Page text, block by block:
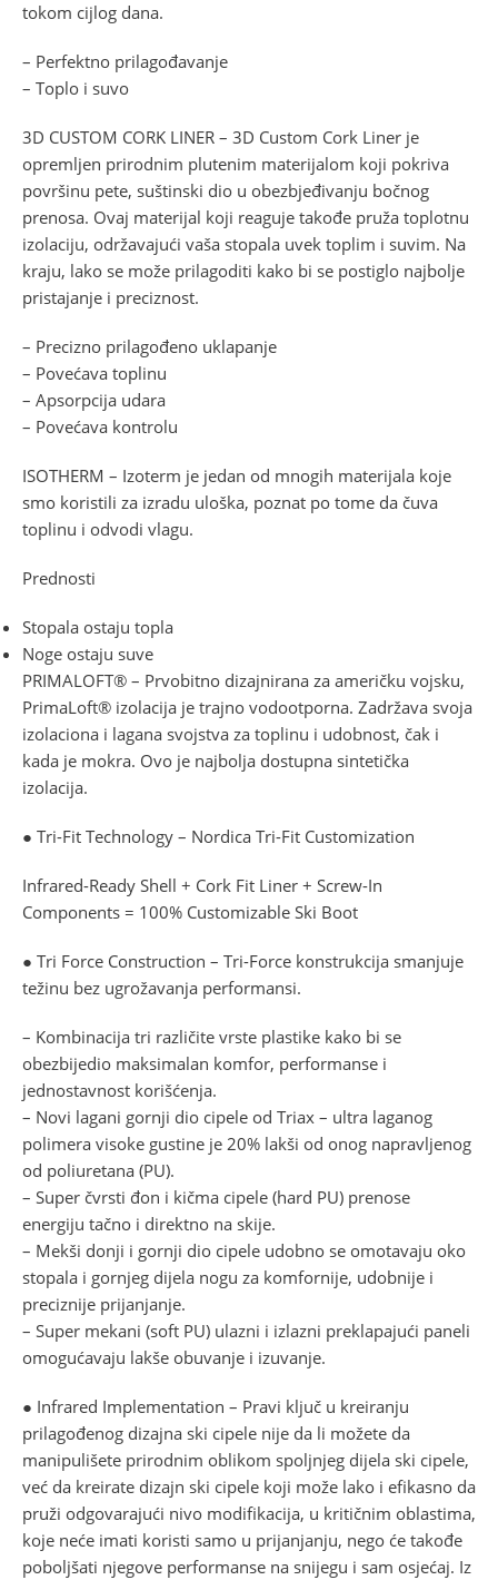
tokom cijlog dana.
– Perfektno prilagođavanje
– Toplo i suvo
3D CUSTOM CORK LINER – 3D Custom Cork Liner je
opremljen prirodnim plutenim materijalom koji pokriva
površinu pete, suštinski dio u obezbjeđivanju bočnog
prenosa. Ovaj materijal koji reaguje takođe pruža toplotnu
izolaciju, održavajući vaša stopala uvek toplim i suvim. Na
kraju, lako se može prilagoditi kako bi se postiglo najbolje
pristajanje i preciznost.
– Precizno prilagođeno uklapanje
– Povećava toplinu
– Apsorpcija udara
– Povećava kontrolu
ISOTHERM – Izoterm je jedan od mnogih materijala koje
smo koristili za izradu uloška, poznat po tome da čuva
toplinu i odvodi vlagu.
Prednosti
Stopala ostaju topla
Noge ostaju suve
PRIMALOFT® – Prvobitno dizajnirana za američku vojsku,
PrimaLoft® izolacija je trajno vodootporna. Zadržava svoja
izolaciona i lagana svojstva za toplinu i udobnost, čak i
kada je mokra. Ovo je najbolja dostupna sintetička
izolacija.
● Tri-Fit Technology – Nordica Tri-Fit Customization
Infrared-Ready Shell + Cork Fit Liner + Screw-In
Components = 100% Customizable Ski Boot
● Tri Force Construction – Tri-Force konstrukcija smanjuje
težinu bez ugrožavanja performansi.
– Kombinacija tri različite vrste plastike kako bi se
obezbijedio maksimalan komfor, performanse i
jednostavnost korišćenja.
– Novi lagani gornji dio cipele od Triax – ultra laganog
polimera visoke gustine je 20% lakši od onog napravljenog
od poliuretana (PU).
– Super čvrsti đon i kičma cipele (hard PU) prenose
energiju tačno i direktno na skije.
– Mekši donji i gornji dio cipele udobno se omotavaju oko
stopala i gornjeg dijela nogu za komfornije, udobnije i
preciznije prijanjanje.
– Super mekani (soft PU) ulazni i izlazni preklapajući paneli
omogućavaju lakše obuvanje i izuvanje.
● Infrared Implementation – Pravi ključ u kreiranju
prilagođenog dizajna ski cipele nije da li možete da
manipulišete prirodnim oblikom spoljnjeg dijela ski cipele,
već da kreirate dizajn ski cipele koji može lako i efikasno da
pruži odgovarajući nivo modifikacija, u kritičnim oblastima,
koje neće imati koristi samo u prijanjanju, nego će takođe
poboljšati njegove performanse na snijegu i sam osjećaj. Iz